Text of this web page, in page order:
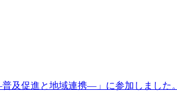
及促進と地域連携―」に参加しました。